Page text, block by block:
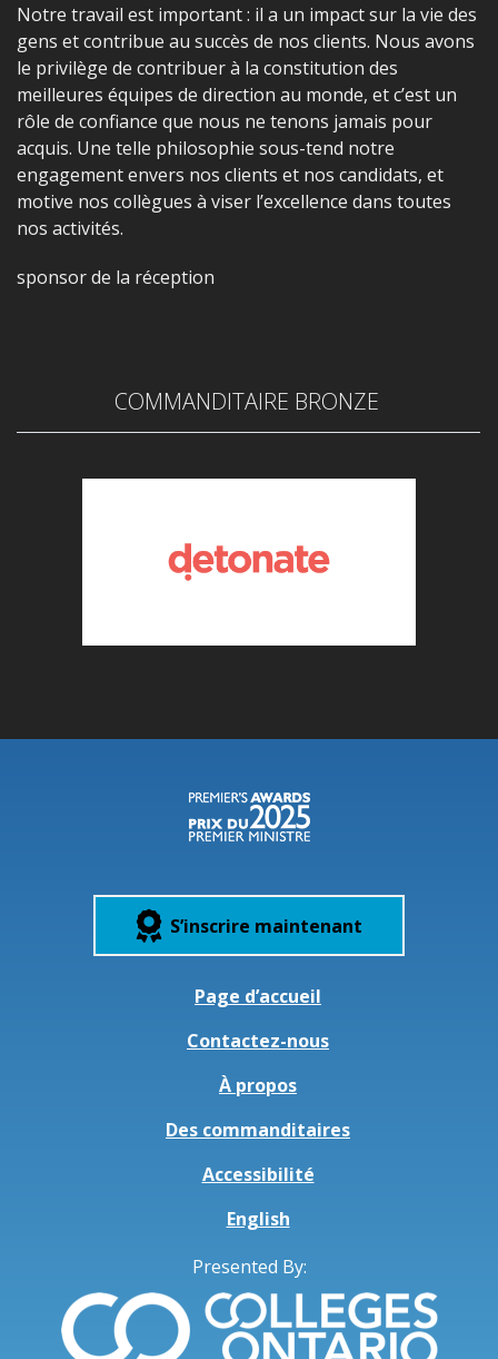
Notre travail est important : il a un impact sur la vie des
gens et contribue au succès de nos clients. Nous avons
le privilège de contribuer à la constitution des
meilleures équipes de direction au monde, et c’est un
rôle de confiance que nous ne tenons jamais pour
acquis. Une telle philosophie sous-tend notre
engagement envers nos clients et nos candidats, et
motive nos collègues à viser l’excellence dans toutes
nos activités.
sponsor de la réception
COMMANDITAIRE BRONZE
S’inscrire maintenant
Page d’accueil
Contactez-nous
À propos
Des commanditaires
Accessibilité
English
Presented By: